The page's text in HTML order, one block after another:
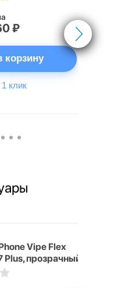
₽
корзину
клик
Vipe Flex
Plus, прозрачный